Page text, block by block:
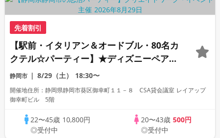
先着割引
【駅前・イタリアン＆オードブル・80名カ
クテル☆パーティー】★ディズニーペアチ
ケットも当たる豪華抽選会★
静岡市 8/29（土） 18:30〜
開催地住所：静岡県静岡市葵区御幸町１１－８ CSA貸会議室 レイアップ
御幸町ビル 5階
22〜45歳 10,800円
◎受付中
20〜43歳 500円
◎受付中